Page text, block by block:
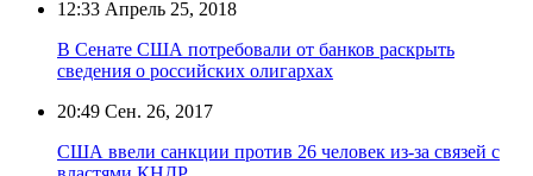
12:33 Апрель 25, 2018
В Сенате США потребовали от банков раскрыть
сведения о российских олигархах
20:49 Сен. 26, 2017
США ввели санкции против 26 человек из-за связей с